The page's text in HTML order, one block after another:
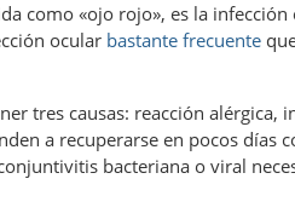
como «ojo rojo», es la
ocular bastante frecuente
tres causas: reacción alérgica,
a recuperarse en pocos días
bacteriana o viral